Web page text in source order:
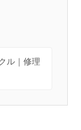
ル｜修理